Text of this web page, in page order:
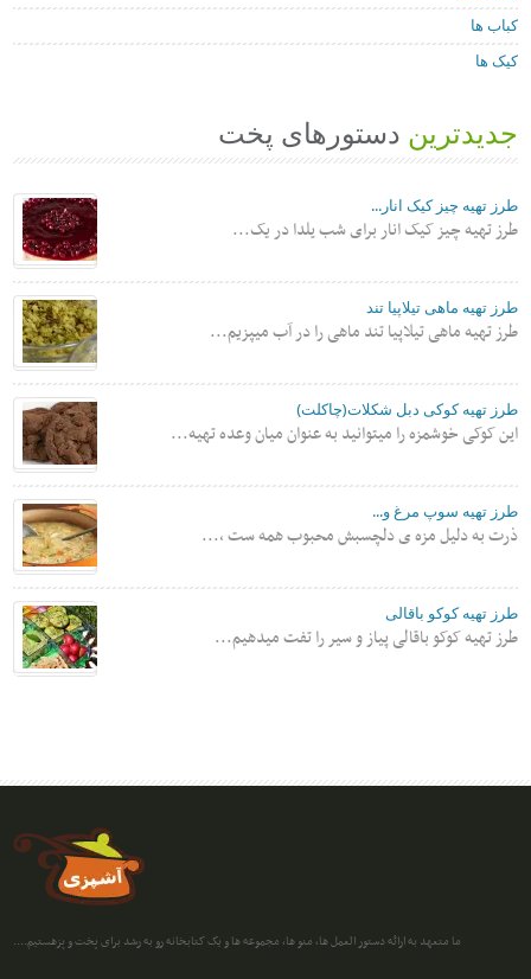
کباب ها
کیک ها
جدیدترین دستورهای پخت
طرز تهیه چیز کیک انار...
طرز تهیه چیز کیک انار برای شب یلدا در یک...
طرز تهیه ماهی تیلاپیا تند
طرز تهیه ماهی تیلاپیا تند ماهی را در آب میپزیم...
طرز تهیه کوکی دبل شکلات(چاکلت)
این کوکی خوشمزه را میتوانید به عنوان میان وعده تهیه...
طرز تهیه سوپ مرغ و...
ذرت به دلیل مزه ی دلچسبش محبوب همه ست ،...
طرز تهیه کوکو باقالی
طرز تهیه کوکو باقالی پیاز و سیر را تفت میدهیم...
ما متعهد به ارائه دستور العمل ها، منو ها، مجموعه ها و یک کتابخانه رو به رشد برای پخت و پزهستیم....